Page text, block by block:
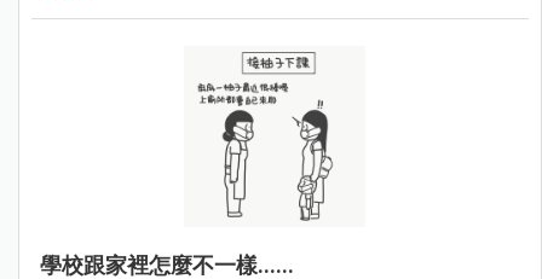
學校跟家裡怎麼不一樣......